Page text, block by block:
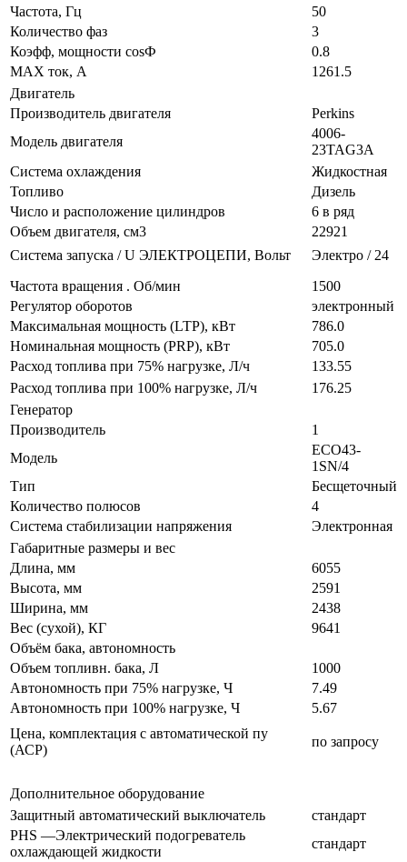
Частота, Гц
50
Количество фаз
3
Коэфф, мощности cosФ
0.8
MAX ток, А
1261.5
Двигатель
Производитель двигателя
Perkins
Модель двигателя
4006-
23TAG3A
Система охлаждения
Жидкостная
Топливо
Дизель
Число и расположение цилиндров
6 в ряд
Объем двигателя, см3
22921
Система запуска / U ЭЛЕКТРОЦЕПИ, Вольт
Электро / 24
Частота вращения . Об/мин
1500
Регулятор оборотов
электронный
Максимальная мощность (LTP), кВт
786.0
Номинальная мощность (PRP), кВт
705.0
Расход топлива при 75% нагрузке, Л/ч
133.55
Расход топлива при 100% нагрузке, Л/ч
176.25
Генератор
Производитель
1
Модель
ECO43-
1SN/4
Тип
Бесщеточный
Количество полюсов
4
Система стабилизации напряжения
Электронная
Габаритные размеры и вес
Длина, мм
6055
Высота, мм
2591
Ширина, мм
2438
Вес (сухой), КГ
9641
Объём бака, автономность
Объем топливн. бака, Л
1000
Автономность при 75% нагрузке, Ч
7.49
Автономность при 100% нагрузке, Ч
5.67
Цена, комплектация с автоматической пу
(АСР)
по запросу
Дополнительное оборудование
Защитный автоматический выключатель
стандарт
PHS —Электрический подогреватель
охлаждающей жидкости
стандарт